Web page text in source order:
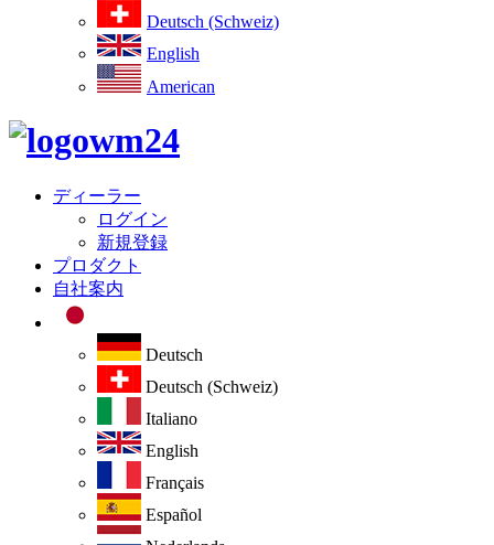
Deutsch (Schweiz)
English
American
ディーラー
ログイン
新規登録
プロダクト
自社案内
Deutsch
Deutsch (Schweiz)
Italiano
English
Français
Español